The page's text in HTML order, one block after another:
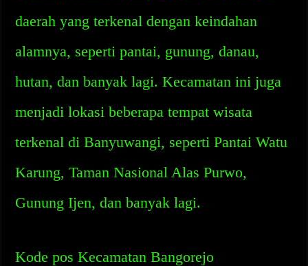
daerah yang terkenal dengan keindahan
alamnya, seperti pantai, gunung, danau,
hutan, dan banyak lagi. Kecamatan ini juga
menjadi lokasi beberapa tempat wisata
terkenal di Banyuwangi, seperti Pantai Watu
Karung, Taman Nasional Alas Purwo,
Gunung Ijen, dan banyak lagi.
Kode pos Kecamatan Bangorejo